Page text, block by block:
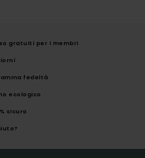
gratuiti per i membri
fedeltà
ecologico
sicuro